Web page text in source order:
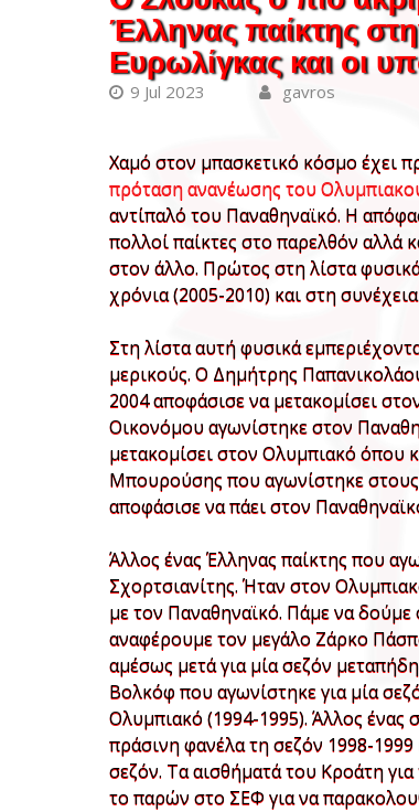
Έλληνας παίκτης
Ευρωλίγκας και οι
9 Jul 2023 gavros
Χαμό στον μπασκετικό κόσμο έχει
πρόταση ανανέωσης του
αντίπαλό του Παναθηναϊκό. Η
πολλοί παίκτες στο παρελθόν αλλά
στον άλλο. Πρώτος στη λίστα
χρόνια (2005-2010) και στη
Στη λίστα αυτή φυσικά
μερικούς. Ο Δημήτρης
2004 αποφάσισε να μετακομίσει
Οικονόμου αγωνίστηκε στον
μετακομίσει στον Ολυμπιακό όπου
Μπουρούσης που αγωνίστηκε στους
αποφάσισε να πάει στον
Άλλος ένας Έλληνας παίκτης που
Σχορτσιανίτης. Ήταν στον
με τον Παναθηναϊκό. Πάμε να
αναφέρουμε τον μεγάλο Ζάρκο
αμέσως μετά για μία σεζόν
Βολκόφ που αγωνίστηκε για μία
Ολυμπιακό (1994-1995). Άλλος ένας
πράσινη φανέλα τη σεζόν 1998-
σεζόν. Τα αισθήματά του Κροάτη
το παρών στο ΣΕΦ για να